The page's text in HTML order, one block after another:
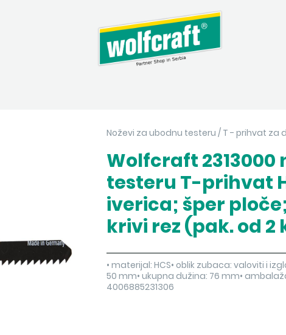
Noževi za ubodnu testeru / T - prihvat za
Wolfcraft 2313000
testeru T-prihvat
iverica; šper
krivi rez (pak. od 2
• materijal: HCS• oblik zubaca: valoviti i
50 mm• ukupna dužina: 76 mm•
4006885231306